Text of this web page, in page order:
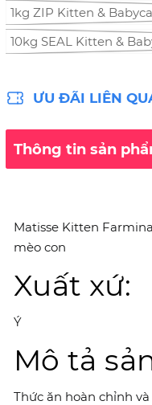
1kg ZIP Kitten &
10kg SEAL Kitten &
ƯU ĐÃI LIÊN
Thông tin sản
Matisse Kitten
mèo con
Xuất xứ:
Ý
Mô tả
Thức ăn hoàn chỉnh